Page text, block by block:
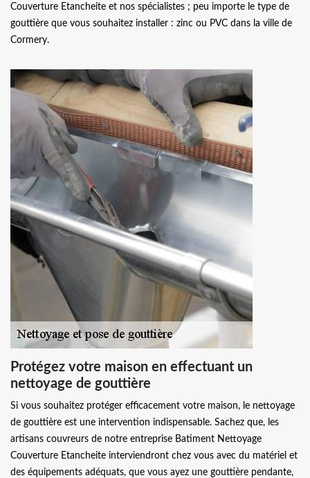
Couverture Etancheite et nos spécialistes ; peu importe le type de
gouttière que vous souhaitez installer : zinc ou PVC dans la ville de
Cormery.
Protégez votre maison en effectuant un
nettoyage de gouttière
Si vous souhaitez protéger efficacement votre maison, le nettoyage
de gouttière est une intervention indispensable. Sachez que, les
artisans couvreurs de notre entreprise Batiment Nettoyage
Couverture Etancheite interviendront chez vous avec du matériel et
des équipements adéquats, que vous ayez une gouttière pendante,